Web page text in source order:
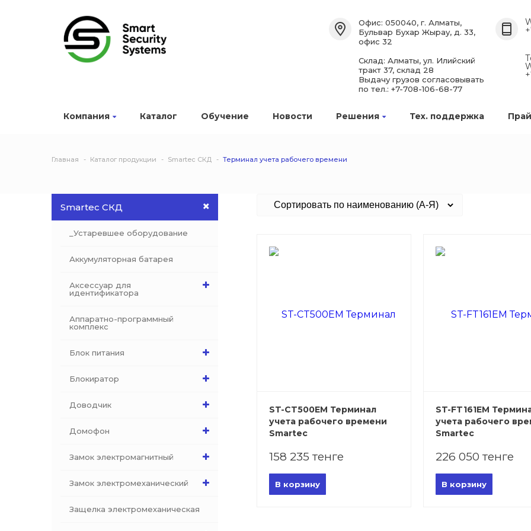
Компания Каталог Обучение Новости Решения Тех. поддержка
Офис: 050040, г. Алматы,
Бульвар Бухар Жырау, д. 33,
офис 32
Склад: Алматы, ул. Илийский
тракт 37, склад 28
Выдачу грузов согласовывать
по тел.: +7-708-106-68-77
Главная Каталог продукции Smartec СКД Терминал учета рабочего времени
Smartec СКД
_Устаревшее оборудование
Аккумуляторная батарея
Аксессуар для
идентификатора
Аппаратно-программный
комплекс
Блок питания
Блокиратор
Доводчик
Домофон
Замок электромагнитный
Замок электромеханический
Защелка электромеханическая
ST-CT500EM Терминал
учета рабочего времени
Smartec
158 235 тенге
В корзину
ST-FT161EM
учета рабочего
Smartec
226 050 тенге
В корзину